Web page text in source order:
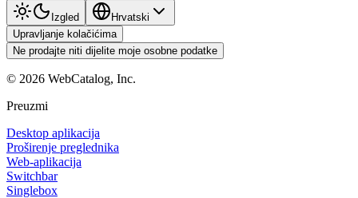
Izgled
Hrvatski
Upravljanje kolačićima
Ne prodajte niti dijelite moje osobne podatke
© 2026 WebCatalog, Inc.
Preuzmi
Desktop aplikacija
Proširenje preglednika
Web-aplikacija
Switchbar
Singlebox